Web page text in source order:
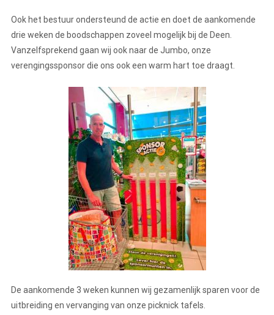
Ook het bestuur ondersteund de actie en doet de aankomende
drie weken de boodschappen zoveel mogelijk bij de Deen.
Vanzelfsprekend gaan wij ook naar de Jumbo, onze
verengingssponsor die ons ook een warm hart toe draagt.
De aankomende 3 weken kunnen wij gezamenlijk sparen voor de
uitbreiding en vervanging van onze picknick tafels.